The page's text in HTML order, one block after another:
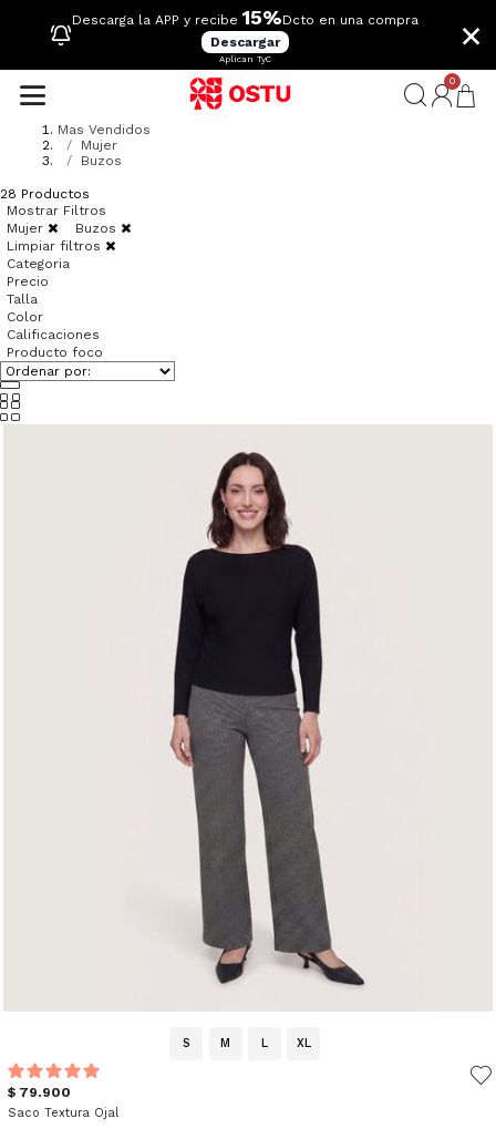
Descarga la APP y recibe 15%Dcto en una compra
Descargar
Aplican TyC
×
0
Mas Vendidos
Mujer
Buzos
28 Productos
Mostrar Filtros
Mujer
Buzos
Limpiar filtros
Categoria
Precio
Talla
Color
Calificaciones
Producto foco
S M L XL
$ 79.900
Saco Textura Ojal